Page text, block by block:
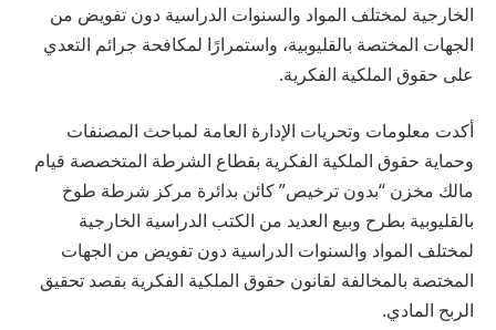
الخارجية لمختلف المواد والسنوات الدراسية دون تفويض من
الجهات المختصة بالقليوبية، واستمرارًا لمكافحة جرائم التعدي
على حقوق الملكية الفكرية.
أكدت معلومات وتحريات الإدارة العامة لمباحث المصنفات
وحماية حقوق الملكية الفكرية بقطاع الشرطة المتخصصة قيام
مالك مخزن “بدون ترخيص” كائن بدائرة مركز شرطة طوخ
بالقليوبية بطرح وبيع العديد من الكتب الدراسية الخارجية
لمختلف المواد والسنوات الدراسية دون تفويض من الجهات
المختصة بالمخالفة لقانون حقوق الملكية الفكرية بقصد تحقيق
الربح المادي.